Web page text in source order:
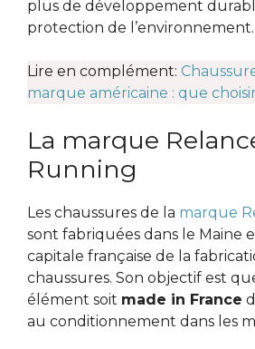
plus de développement
protection de l’environnement.
Lire en complément:
marque américaine : que
La marque
Running
Les chaussures de la marque
sont fabriquées dans le Maine
capitale française de la
chaussures. Son objectif est
élément soit made in France
au conditionnement dans les